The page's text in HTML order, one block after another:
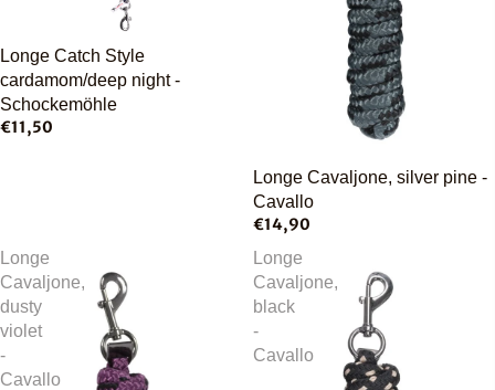
Longe Catch Style
cardamom/deep night -
Schockemöhle
€11,50
Longe Cavaljone, silver pine -
Cavallo
€14,90
Longe
Cavaljone,
dusty
violet
-
Cavallo
Longe
Cavaljone,
black
-
Cavallo